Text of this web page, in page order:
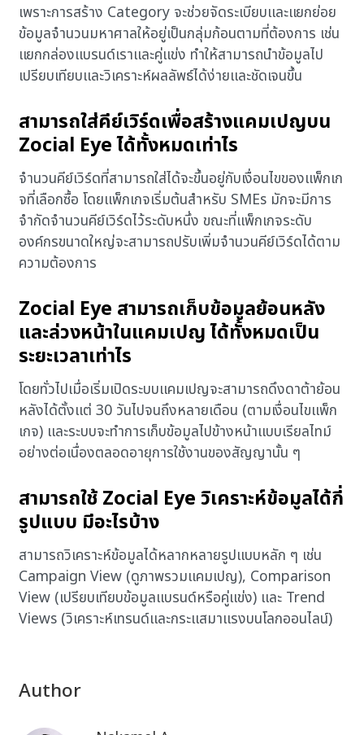
เพราะการสร้าง Category จะช่วยจัดระเบียบและแยกย่อย
ข้อมูลจำนวนมหาศาลให้อยู่เป็นกลุ่มก้อนตามที่ต้องการ เช่น
แยกกล่องแบรนด์เราและคู่แข่ง ทำให้สามารถนำข้อมูลไป
เปรียบเทียบและวิเคราะห์ผลลัพธ์ได้ง่ายและชัดเจนขึ้น
สามารถใส่คีย์เวิร์ดเพื่อสร้างแคมเปญบน
Zocial Eye ได้ทั้งหมดเท่าไร
จำนวนคีย์เวิร์ดที่สามารถใส่ได้จะขึ้นอยู่กับเงื่อนไขของแพ็กเก
จที่เลือกซื้อ โดยแพ็กเกจเริ่มต้นสำหรับ SMEs มักจะมีการ
จำกัดจำนวนคีย์เวิร์ดไว้ระดับหนึ่ง ขณะที่แพ็กเกจระดับ
องค์กรขนาดใหญ่จะสามารถปรับเพิ่มจำนวนคีย์เวิร์ดได้ตาม
ความต้องการ
Zocial Eye สามารถเก็บข้อมูลย้อนหลัง
และล่วงหน้าในแคมเปญ ได้ทั้งหมดเป็น
ระยะเวลาเท่าไร
โดยทั่วไปเมื่อเริ่มเปิดระบบแคมเปญจะสามารถดึงดาต้าย้อน
หลังได้ตั้งแต่ 30 วันไปจนถึงหลายเดือน (ตามเงื่อนไขแพ็ก
เกจ) และระบบจะทำการเก็บข้อมูลไปข้างหน้าแบบเรียลไทม์
อย่างต่อเนื่องตลอดอายุการใช้งานของสัญญานั้น ๆ
สามารถใช้ Zocial Eye วิเคราะห์ข้อมูลได้กี่
รูปแบบ มีอะไรบ้าง
สามารถวิเคราะห์ข้อมูลได้หลากหลายรูปแบบหลัก ๆ เช่น
Campaign View (ดูภาพรวมแคมเปญ), Comparison
View (เปรียบเทียบข้อมูลแบรนด์หรือคู่แข่ง) และ Trend
Views (วิเคราะห์เทรนด์และกระแสมาแรงบนโลกออนไลน์)
Author